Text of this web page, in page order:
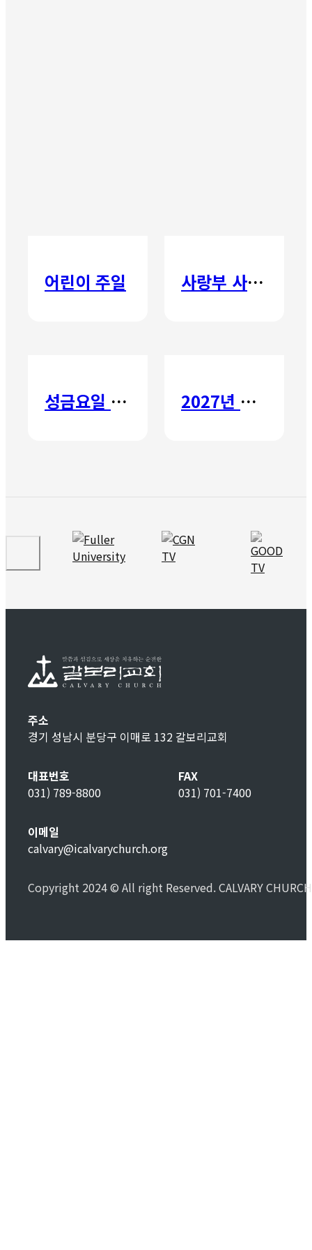
어린이 주일 사랑부 사랑주일
성금요일 칸타타 2027년 갈보리 어학원 유치부 신입생 모집
주소
경기 성남시 분당구 이매로 132 갈보리교회
대표번호
031) 789-8800
FAX
031) 701-7400
이메일
calvary@icalvarychurch.org
Copyright 2024 © All right Reserved. CALVARY CHURCH